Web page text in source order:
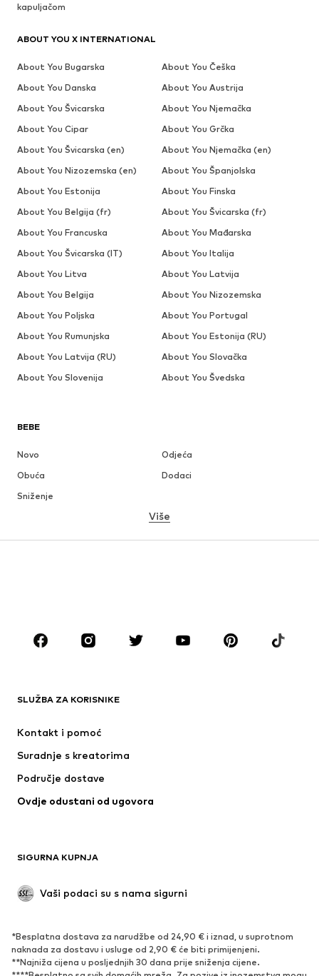
BEBE
Novo
Odjeća
Obuća
Dodaci
Sniženje
MODNE MARKE
ADIDAS SPORTSWEAR
Jordan
Više
SLUŽBA ZA KORISNIKE
Kontakt i pomoć
Suradnje s kreatorima
Područje dostave
Ovdje odustani od ugovora
SIGURNA KUPNJA
Vaši podaci su s nama sigurni
*Besplatna dostava za narudžbe od 24,90 € i iznad, u suprotnom
naknada za dostavu i usluge od 2,90 € će biti primijenjeni.
**Najniža cijena u posljednjih 30 dana prije sniženja cijene.
kapuljačom
ABOUT YOU X INTERNATIONAL
About You Bugarska
About You Češka
About You Danska
About You Austrija
About You Švicarska
About You Njemačka
About You Cipar
About You Grčka
About You Švicarska (en)
About You Njemačka (en)
About You Nizozemska (en)
About You Španjolska
About You Estonija
About You Finska
About You Belgija (fr)
About You Švicarska (fr)
About You Francuska
About You Mađarska
About You Švicarska (IT)
About You Italija
About You Litva
About You Latvija
About You Belgija
About You Nizozemska
About You Poljska
About You Portugal
About You Rumunjska
About You Estonija (RU)
About You Latvija (RU)
About You Slovačka
About You Slovenija
About You Švedska